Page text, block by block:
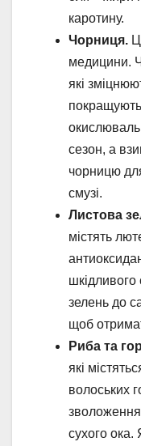
каротину.
Чорниця.
медицини.
які
покращують
сезон, а
чорницю
смузі.
Листова
містять
шкідливого
зелень до
щоб
Риба та
які
волоських
зволоження
сухого